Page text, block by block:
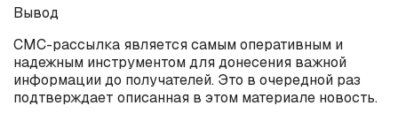
Вывод
СМС-рассылка является самым оперативным и
надежным инструментом для донесения важной
информации до получателей. Это в очередной раз
подтверждает описанная в этом материале новость.